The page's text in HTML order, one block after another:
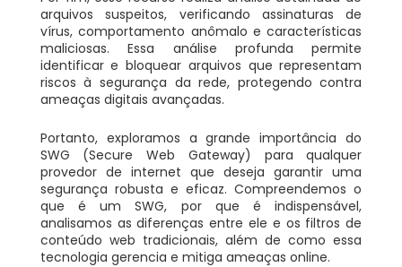
arquivos suspeitos, verificando assinaturas de
vírus, comportamento anômalo e características
maliciosas. Essa análise profunda permite
identificar e bloquear arquivos que representam
riscos à segurança da rede, protegendo contra
ameaças digitais avançadas.
Portanto, exploramos a grande importância do
SWG (Secure Web Gateway) para qualquer
provedor de internet que deseja garantir uma
segurança robusta e eficaz. Compreendemos o
que é um SWG, por que é indispensável,
analisamos as diferenças entre ele e os filtros de
conteúdo web tradicionais, além de como essa
tecnologia gerencia e mitiga ameaças online.